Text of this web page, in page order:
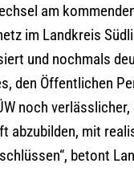
am
im Landkreis
und nochmals
den Öffentlichen
noch
abzubilden, mit
betont